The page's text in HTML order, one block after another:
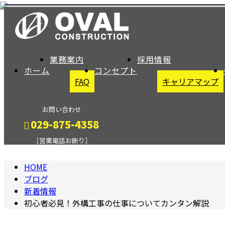
ホーム
業務案内
FAQ
コンセプト
採用情報
キャリアマップ
お問い合わせ
029-875-4358
［営業電話お断り］
メールフォーム
BLOG
HOME
ブログ
新着情報
初心者必見！外構工事の仕事についてカンタン解説